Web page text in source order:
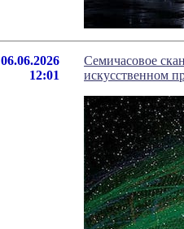
06.06.2026
12:01
Семичасовое
искусственном